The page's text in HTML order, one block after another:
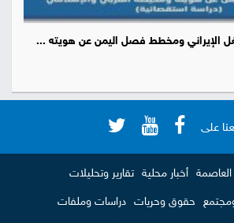
على
العاصمة أخبار محلية تقارير وتحليلات
حقوق وحريات دراسات وملفات